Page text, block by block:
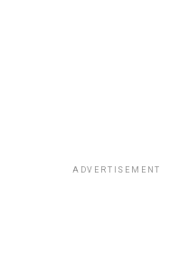
ADVERTISEMENT